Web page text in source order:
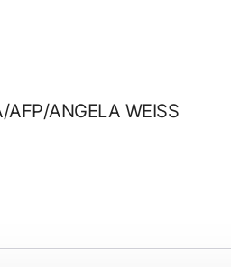
AFP/ANGELA WEISS